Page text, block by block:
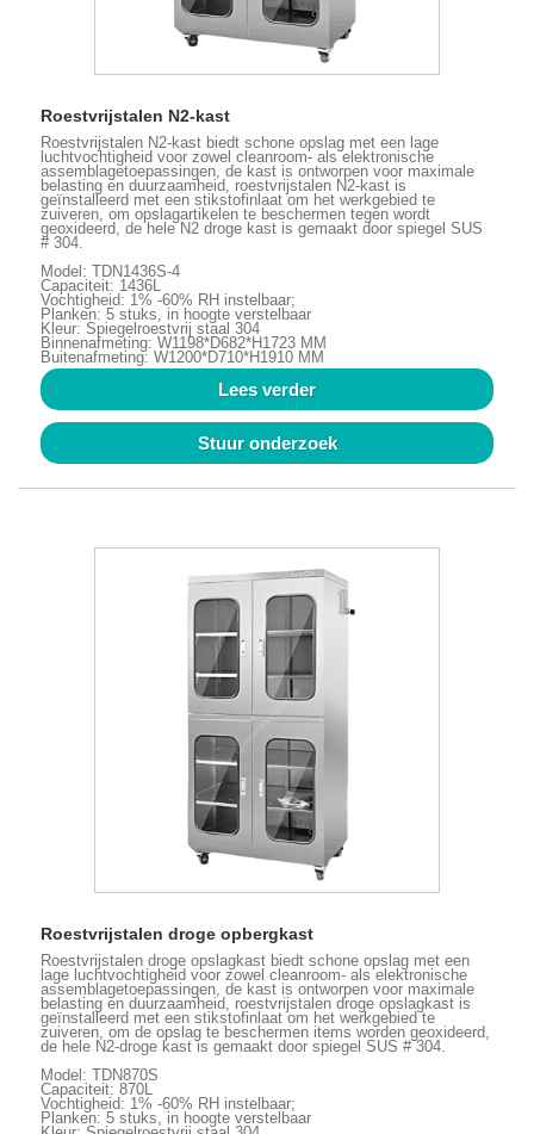
Roestvrijstalen N2-kast
Roestvrijstalen N2-kast biedt schone opslag met een lage
luchtvochtigheid voor zowel cleanroom- als elektronische
assemblagetoepassingen, de kast is ontworpen voor maximale
belasting en duurzaamheid, roestvrijstalen N2-kast is
geïnstalleerd met een stikstofinlaat om het werkgebied te
zuiveren, om opslagartikelen te beschermen tegen wordt
geoxideerd, de hele N2 droge kast is gemaakt door spiegel SUS
# 304.
Model: TDN1436S-4
Capaciteit: 1436L
Vochtigheid: 1% -60% RH instelbaar;
Planken: 5 stuks, in hoogte verstelbaar
Kleur: Spiegelroestvrij staal 304
Binnenafmeting: W1198*D682*H1723 MM
Buitenafmeting: W1200*D710*H1910 MM
Lees verder
Stuur onderzoek
Roestvrijstalen droge opbergkast
Roestvrijstalen droge opslagkast biedt schone opslag met een
lage luchtvochtigheid voor zowel cleanroom- als elektronische
assemblagetoepassingen, de kast is ontworpen voor maximale
belasting en duurzaamheid, roestvrijstalen droge opslagkast is
geïnstalleerd met een stikstofinlaat om het werkgebied te
zuiveren, om de opslag te beschermen items worden geoxideerd,
de hele N2-droge kast is gemaakt door spiegel SUS # 304.
Model: TDN870S
Capaciteit: 870L
Vochtigheid: 1% -60% RH instelbaar;
Planken: 5 stuks, in hoogte verstelbaar